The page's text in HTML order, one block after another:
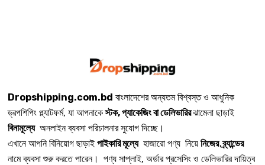
Dropshipping.com.bd বাংলাদেশের অন্যতম বিশ্বস্ত ও আধুনিক
ড্রপশিপিং প্ল্যাটফর্ম, যা আপনাকেস্টক, প্যাকেজিং বা ডেলিভারিরঝামেলা ছাড়াই
বিনামূল্যেঅনলাইন ব্যবসা পরিচালনার সুযোগ দিচ্ছে।
এখানে আপনি বিনিয়োগ ছাড়াই পাইকারি মূল্যেহাজারো পণ্য নিয়ে নিজের ব্র্যান্ডের
নামে ব্যবসা শুরু করতে পারেন। পণ্য সাপ্লাই, অর্ডার প্রসেসিং ও ডেলিভারির দায়িত্ব